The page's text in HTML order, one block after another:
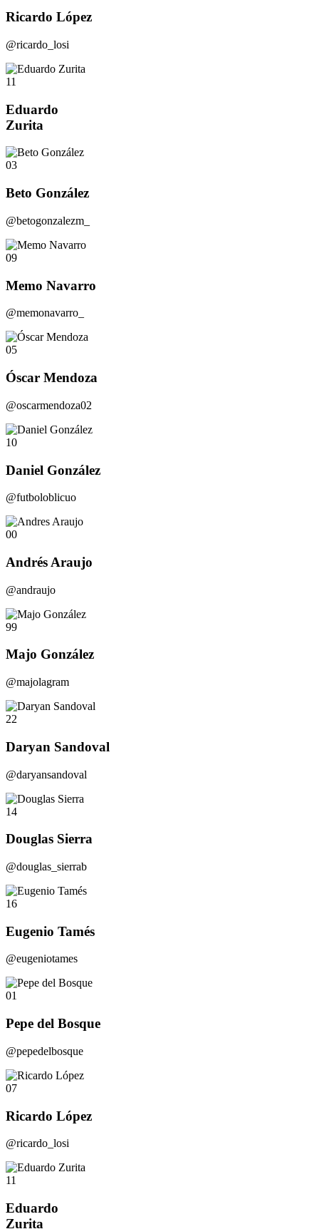
Ricardo López
@ricardo_losi
11
Eduardo
Zurita
03
Beto González
@betogonzalezm_
09
Memo Navarro
@memonavarro_
05
Óscar Mendoza
@oscarmendoza02
10
Daniel González
@futboloblicuo
00
Andrés Araujo
@andraujo
99
Majo González
@majolagram
22
Daryan Sandoval
@daryansandoval
14
Douglas Sierra
@douglas_sierrab
16
Eugenio Tamés
@eugeniotames
01
Pepe del Bosque
@pepedelbosque
07
Ricardo López
@ricardo_losi
11
Eduardo
Zurita